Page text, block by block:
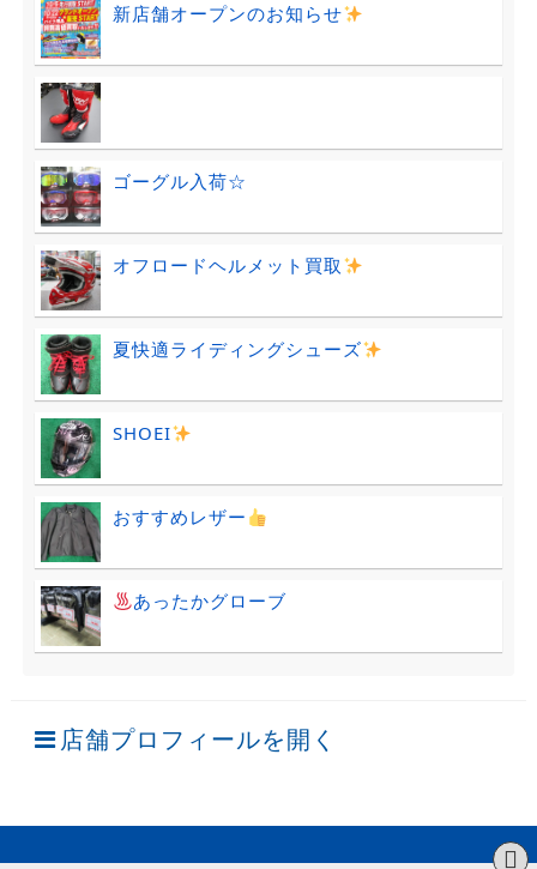
新店舗オープンのお知らせ
ゴーグル入荷☆
オフロードヘルメット買取
夏快適ライディングシューズ
SHOEI
おすすめレザー
あったかグローブ
店舗プロフィールを開く